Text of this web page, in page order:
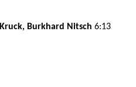
Burkhard Nitsch 6:13